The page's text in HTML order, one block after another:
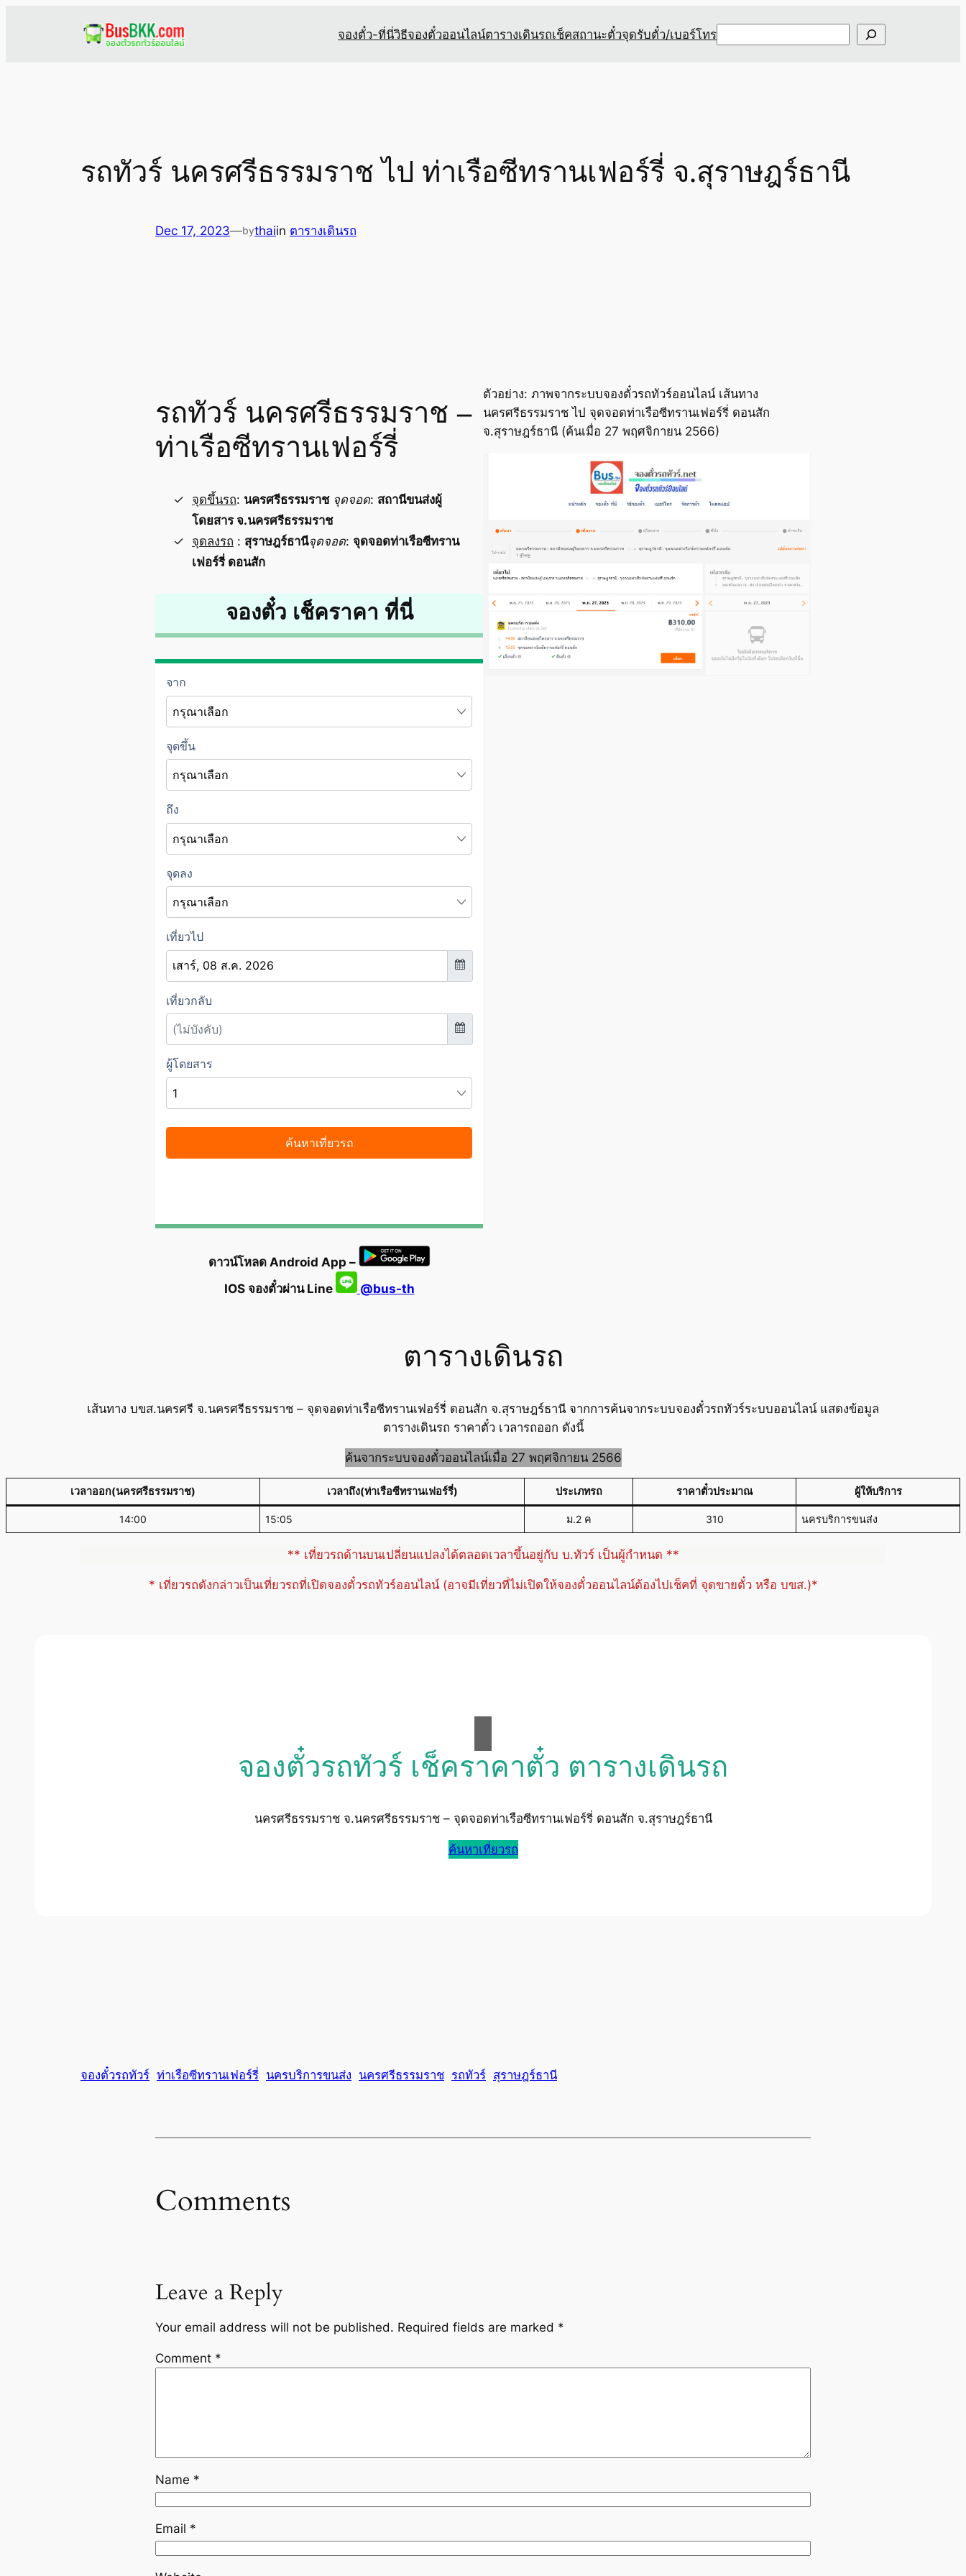
จองตั๋ว-ที่นี่วิธีจองตั๋วออนไลน์ตารางเดินรถเช็คสถานะตั๋วจุดรับตั๋ว/เบอร์โทรSearch
รถทัวร์ นครศรีธรรมราช ไป ท่าเรือซีทรานเฟอร์รี่ จ.สุราษฎร์ธานี
Dec 17, 2023—bythaiin ตารางเดินรถ
รถทัวร์ นครศรีธรรมราช –
ท่าเรือซีทรานเฟอร์รี่
จุดขึ้นรถ: นครศรีธรรมราช จุดจอด: สถานีขนส่งผู้
โดยสาร จ.นครศรีธรรมราช
จุดลงรถ : สุราษฎร์ธานีจุดจอด: จุดจอดท่าเรือซีทราน
เฟอร์รี่ ดอนสัก
จองตั๋ว เช็คราคา ที่นี่
ดาวน์โหลด Android App –
IOS จองตั๋วผ่าน Line
@bus-th
ตัวอย่าง: ภาพจากระบบจองตั๋วรถทัวร์ออนไลน์ เส้นทาง
นครศรีธรรมราช ไป จุดจอดท่าเรือซีทรานเฟอร์รี่ ดอนสัก
จ.สุราษฎร์ธานี (ค้นเมื่อ 27 พฤศจิกายน 2566)
ตารางเดินรถ
เส้นทาง บขส.นครศรี จ.นครศรีธรรมราช – จุดจอดท่าเรือซีทรานเฟอร์รี่ ดอนสัก จ.สุราษฎร์ธานี จากการค้นจากระบบจองตั๋วรถทัวร์ระบบออนไลน์ แสดงข้อมูล
ตารางเดินรถ ราคาตั๋ว เวลารถออก ดังนี้
ค้นจากระบบจองตั๋วออนไลน์เมื่อ 27 พฤศจิกายน 2566
เวลาออก(นครศรีธรรมราช) เวลาถึง(ท่าเรือซีทรานเฟอร์รี่) ประเภทรถ ราคาตั๋วประมาณ ผู้ให้บริการ
14:00 15:05 ม.2 ค 310 นครบริการขนส่ง
** เที่ยวรถด้านบนเปลี่ยนแปลงได้ตลอดเวลาขึ้นอยู่กับ บ.ทัวร์ เป็นผู้กำหนด **
* เที่ยวรถดังกล่าวเป็นเที่ยวรถที่เปิดจองตั๋วรถทัวร์ออนไลน์ (อาจมีเที่ยวที่ไม่เปิดให้จองตั๋วออนไลน์ต้องไปเช็คที่ จุดขายตั๋ว หรือ บขส.)*
จองตั๋วรถทัวร์ เช็คราคาตั๋ว ตารางเดินรถ
นครศรีธรรมราช จ.นครศรีธรรมราช – จุดจอดท่าเรือซีทรานเฟอร์รี่ ดอนสัก จ.สุราษฎร์ธานี
ค้นหาเที่ยวรถ
จองตั๋วรถทัวร์ ท่าเรือซีทรานเฟอร์รี่ นครบริการขนส่ง นครศรีธรรมราช รถทัวร์ สุราษฎร์ธานี
Comments
Leave a Reply
Your email address will not be published. Required fields are marked *
Comment *
Name *
Email *